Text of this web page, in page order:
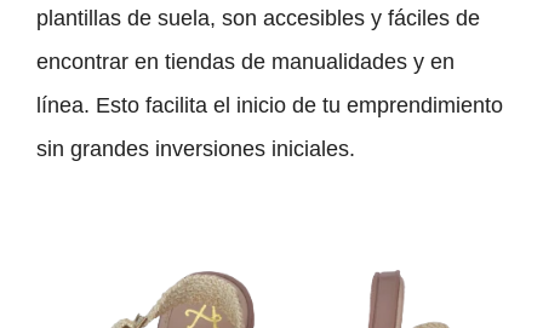
plantillas de suela, son accesibles y fáciles de
encontrar en tiendas de manualidades y en
línea. Esto facilita el inicio de tu emprendimiento
sin grandes inversiones iniciales.